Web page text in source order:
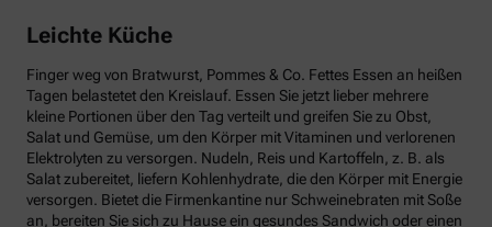
Leichte Küche
Finger weg von Bratwurst, Pommes & Co. Fettes Essen an heißen
Tagen belastetet den Kreislauf. Essen Sie jetzt lieber mehrere
kleine Portionen über den Tag verteilt und greifen Sie zu Obst,
Salat und Gemüse, um den Körper mit Vitaminen und verlorenen
Elektrolyten zu versorgen. Nudeln, Reis und Kartoffeln, z. B. als
Salat zubereitet, liefern Kohlenhydrate, die den Körper mit Energie
versorgen. Bietet die Firmenkantine nur Schweinebraten mit Soße
an, bereiten Sie sich zu Hause ein gesundes Sandwich oder einen